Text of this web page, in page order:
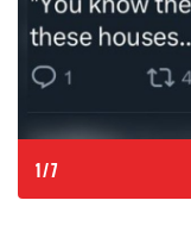
1 /7